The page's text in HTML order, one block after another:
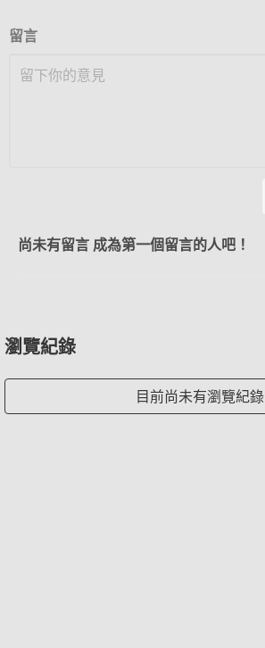
留言
尚未有留言 成為第一個留言的人吧！
瀏覽紀錄
目前尚未有瀏覽紀錄